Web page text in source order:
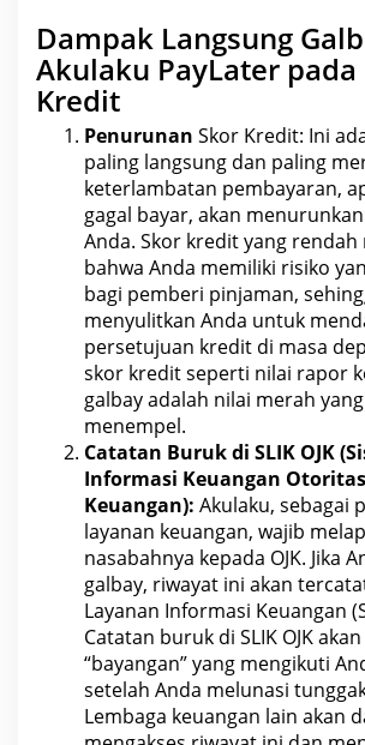
Dampak Langsung
Akulaku PayLater pada
Kredit
Penurunan Skor Kredit: Ini
paling langsung dan paling
keterlambatan pembayaran,
gagal bayar, akan
Anda. Skor kredit yang rendah
bahwa Anda memiliki risiko
bagi pemberi pinjaman,
menyulitkan Anda untuk
persetujuan kredit di masa
skor kredit seperti nilai rapor
galbay adalah nilai merah
menempel.
Catatan Buruk di SLIK OJK (
Informasi Keuangan
Keuangan): Akulaku, sebagai
layanan keuangan, wajib
nasabahnya kepada OJK. Jika
galbay, riwayat ini akan
Layanan Informasi Keuangan
Catatan buruk di SLIK OJK
“bayangan” yang mengikuti
setelah Anda melunasi
Lembaga keuangan lain akan